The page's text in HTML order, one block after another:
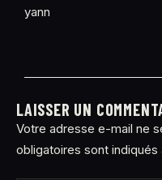
yann
LAISSER UN
Votre adresse e-mail ne
obligatoires sont indiqués